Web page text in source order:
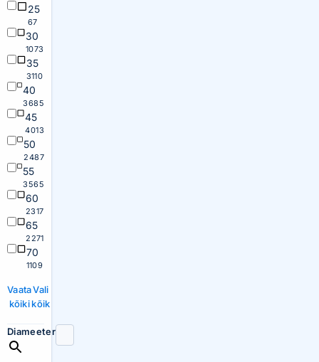
25
67
30
1073
35
3110
40
3685
45
4013
50
2487
55
3565
60
2317
65
2271
70
1109
Vaata
kõiki
Vali
kõik
Diameeter